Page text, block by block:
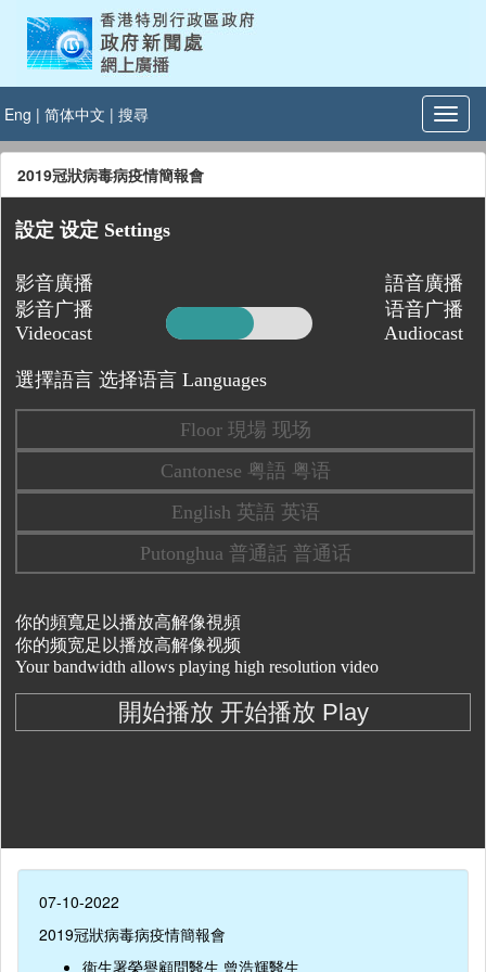
Eng | 简体中文 | 搜尋
2019冠狀病毒病疫情簡報會
07-10-2022
2019冠狀病毒病疫情簡報會
衞生署榮譽顧問醫生 曾浩輝醫生